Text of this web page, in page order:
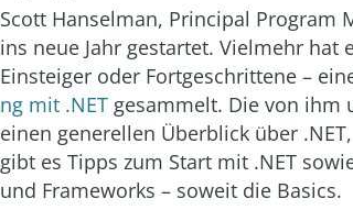
Scott Hanselman, Principal
ins neue Jahr gestartet. Vielmehr hat
Einsteiger oder Fortgeschrittene –
ng mit .NET gesammelt. Die von ihm
einen generellen Überblick über
gibt es Tipps zum Start mit .NET
und Frameworks – soweit die Basics.